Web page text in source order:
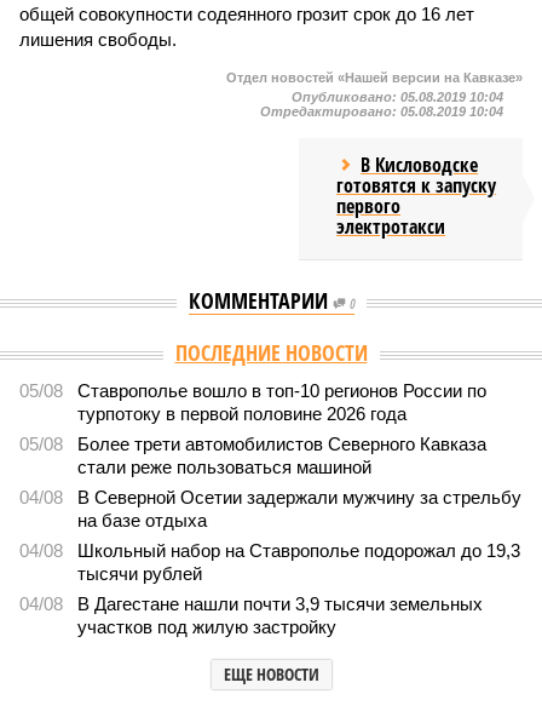
общей совокупности содеянного грозит срок до 16 лет
лишения свободы.
Отдел новостей «Нашей версии на Кавказе»
Опубликовано: 05.08.2019 10:04
Отредактировано: 05.08.2019 10:04
В Кисловодске
готовятся к запуску
первого
электротакси
КОММЕНТАРИИ 0
Версия //Общество //
В Дагестане после ливней 18 сёл остаются без
В Дагестане после ливней 18 сёл остаются без
транспортного сообщения
Отрезанные от большой земли
В Дагестане после ливней 18 сёл остаются без транспортного сообщения
(фото: Министерство транспорта и дорожного хозяйства Республики